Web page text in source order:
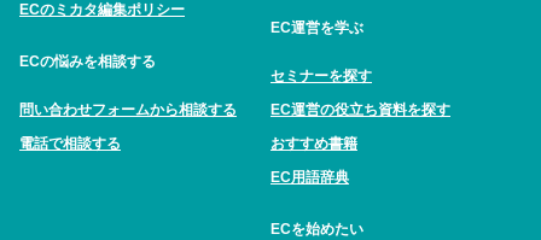
ECのミカタ編集ポリシー
ECの悩みを相談する
問い合わせフォームから相談する
電話で相談する
EC運営を学ぶ
セミナーを探す
EC運営の役立ち資料を探す
おすすめ書籍
EC用語辞典
ECを始めたい